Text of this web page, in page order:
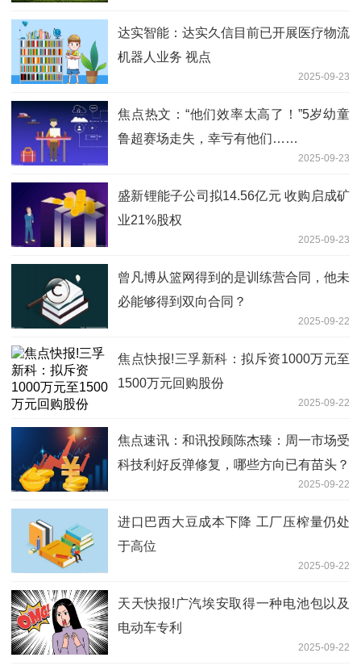
达实智能：达实久信目前已开展医疗物流
机器人业务 视点
2025-09-23
焦点热文：“他们效率太高了！”5岁幼童
鲁超赛场走失，幸亏有他们……
2025-09-23
盛新锂能子公司拟14.56亿元 收购启成矿
业21%股权
2025-09-23
曾凡博从篮网得到的是训练营合同，他未
必能够得到双向合同？
2025-09-22
焦点快报!三孚新科：拟斥资1000万元至
1500万元回购股份
2025-09-22
焦点速讯：和讯投顾陈杰臻：周一市场受
科技利好反弹修复，哪些方向已有苗头？
2025-09-22
进口巴西大豆成本下降 工厂压榨量仍处
于高位
2025-09-22
天天快报!广汽埃安取得一种电池包以及
电动车专利
2025-09-22